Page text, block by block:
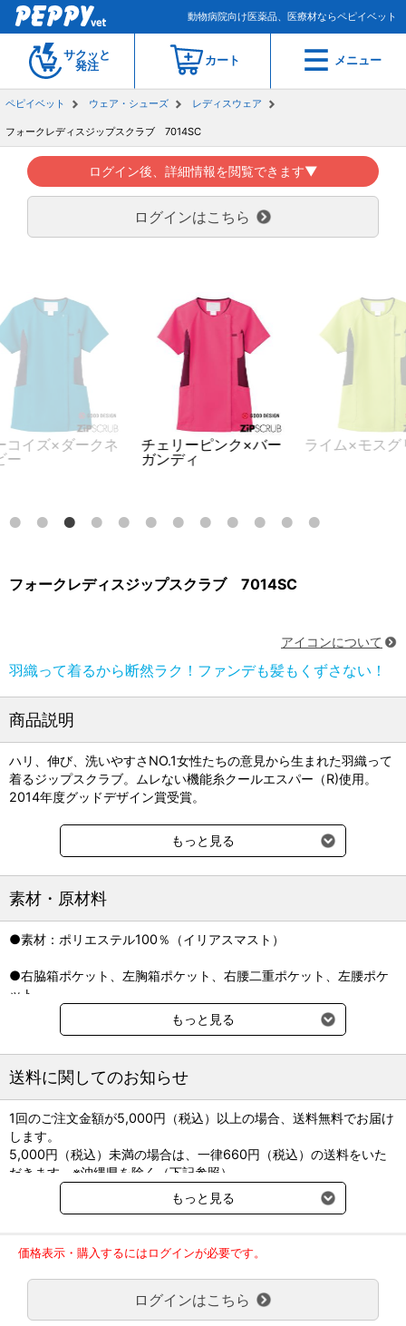
動物病院向け医薬品、医療材ならペピイベット
サクッと
発注
カート メニュー
ペピイベット ウェア・シューズ レディスウェア
フォークレディスジップスクラブ 7014SC
ログイン後、詳細情報を閲覧できます▼
ログインはこちら
イズ×ダークネ
チェリーピンク×バー
ガンディ
ライム×モスグ
フォークレディスジップスクラブ 7014SC
アイコンについて
羽織って着るから断然ラク！ファンデも髪もくずさない！
商品説明
ハリ、伸び、洗いやすさNO.1女性たちの意見から生まれた羽織って
着るジップスクラブ。ムレない機能糸クールエスパー（R)使用。
2014年度グッドデザイン賞受賞。
もっと見る
素材・原材料
●素材：ポリエステル100％（イリアスマスト）
●右脇箱ポケット、左胸箱ポケット、右腰二重ポケット、左腰ポケ
ット
もっと見る
送料に関してのお知らせ
1回のご注文金額が5,000円（税込）以上の場合、送料無料でお届け
します。
5,000円（税込）未満の場合は、一律660円（税込）の送料をいた
だきます。※沖縄県を除く（下記参照）
※2017年11月14日（火）より沖縄県へのお届けにつきましては、1
回のご注文金額（税込）が、30,000円以上で配送無料となります。
ご了承のほどよろしくお願い致します。
弊社都合でお届けが２回以上に分かれる場合の送料負担は、１回分
のみで新たな送料は発生しません。
大型商品送料が必要な商品をご注文の場合は、大型商品送料のみご
負担頂きます。
もっと見る
価格表示・購入するにはログインが必要です。
ログインはこちら